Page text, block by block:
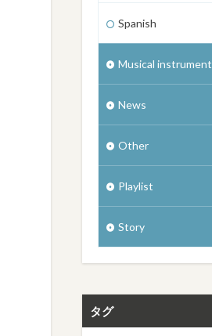
Spanish
Musical instrument
News
Other
Playlist
Story
タグ